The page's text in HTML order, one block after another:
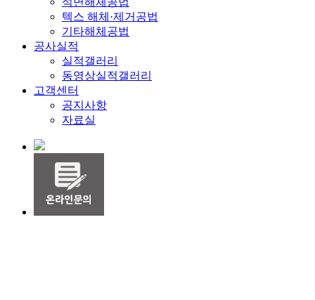
텍스 해체·제거공법
기타해체공법
공사실적
실적갤러리
동영상실적갤러리
고객센터
공지사항
자료실